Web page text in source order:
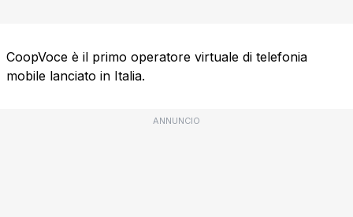
CoopVoce è il primo operatore virtuale di telefonia
mobile lanciato in Italia.
ANNUNCIO